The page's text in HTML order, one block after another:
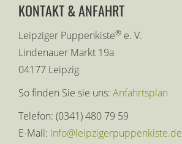
KONTAKT & ANFAHRT
Leipziger Puppenkiste® e. V.
Lindenauer Markt 19a
04177 Leipzig
So finden Sie sie uns: Anfahrtsplan
Telefon: (0341) 480 79 59
E-Mail: info@leipzigerpuppenkiste.de